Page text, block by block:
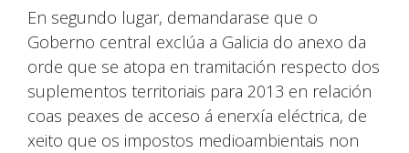
En segundo lugar, demandarase que o
Goberno central exclúa a Galicia do anexo da
orde que se atopa en tramitación respecto dos
suplementos territoriais para 2013 en relación
coas peaxes de acceso á enerxía eléctrica, de
xeito que os impostos medioambientais non